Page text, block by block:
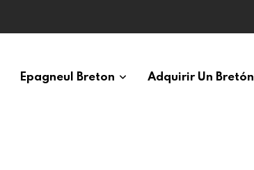
Epagneul Breton Adquirir Un Bretón